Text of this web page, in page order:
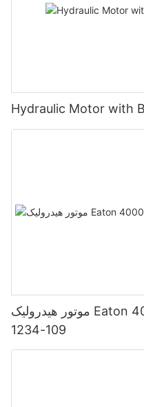
Hydraulic Motor with
موتور هیدرولیک Eaton 4000 Char Lynn 4K-310 مدل
109-1234